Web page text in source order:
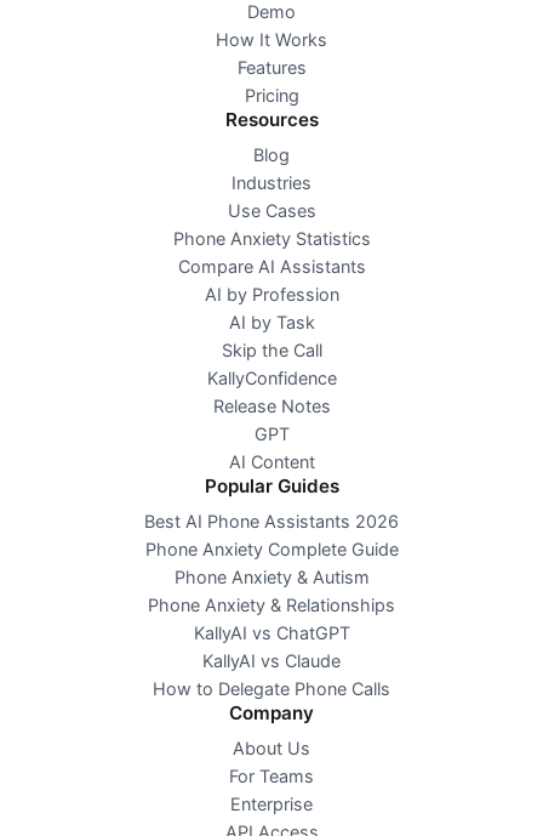
Demo
How It Works
Features
Pricing
Resources
Blog
Industries
Use Cases
Phone Anxiety Statistics
Compare AI Assistants
AI by Profession
AI by Task
Skip the Call
KallyConfidence
Release Notes
GPT
AI Content
Popular Guides
Best AI Phone Assistants 2026
Phone Anxiety Complete Guide
Phone Anxiety & Autism
Phone Anxiety & Relationships
KallyAI vs ChatGPT
KallyAI vs Claude
How to Delegate Phone Calls
Company
About Us
For Teams
Enterprise
API Access